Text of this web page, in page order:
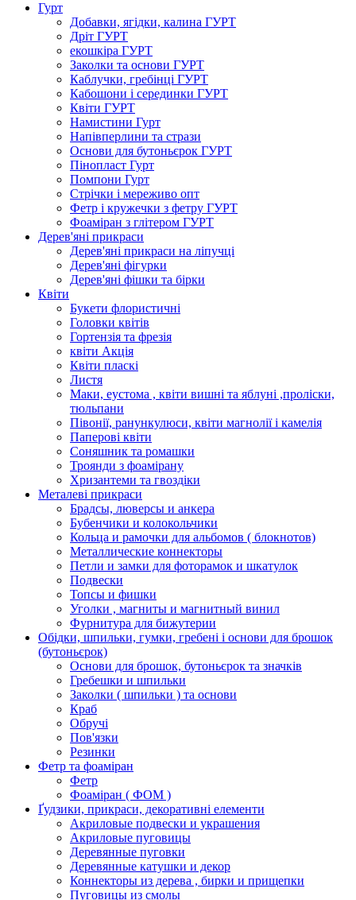
Гурт
Добавки, ягідки, калина ГУРТ
Дріт ГУРТ
екошкіра ГУРТ
Заколки та основи ГУРТ
Каблучки, гребінці ГУРТ
Кабошони і серединки ГУРТ
Квіти ГУРТ
Намистини Гурт
Напівперлини та стрази
Основи для бутоньєрок ГУРТ
Пінопласт Гурт
Помпони Гурт
Стрічки і мереживо опт
Фетр і кружечки з фетру ГУРТ
Фоаміран з глітером ГУРТ
Дерев'яні прикраси
Дерев'яні прикраси на ліпучці
Дерев'яні фігурки
Дерев'яні фішки та бірки
Квіти
Букети флористичні
Головки квітів
Гортензія та фрезія
квіти Акція
Квіти пласкі
Листя
Маки, еустома , квіти вишні та яблуні ,проліски,
тюльпани
Півонії, ранункулюси, квіти магнолії і камелія
Паперові квіти
Соняшник та ромашки
Троянди з фоамірану
Хризантеми та гвоздіки
Металеві прикраси
Брадсы, люверсы и анкера
Бубенчики и колокольчики
Кольца и рамочки для альбомов ( блокнотов)
Металлические коннекторы
Петли и замки для фоторамок и шкатулок
Подвески
Топсы и фишки
Уголки , магниты и магнитный винил
Фурнитура для бижутерии
Обідки, шпильки, гумки, гребені і основи для брошок
(бутоньєрок)
Основи для брошок, бутоньєрок та значків
Гребешки и шпильки
Заколки ( шпильки ) та основи
Краб
Обручі
Пов'язки
Резинки
Фетр та фоаміран
Фетр
Фоаміран ( ФОМ )
Ґудзики, прикраси, декоративні елементи
Акриловые подвески и украшения
Акриловые пуговицы
Деревянные пуговки
Деревянные катушки и декор
Коннекторы из дерева , бирки и прищепки
Пуговицы из смолы